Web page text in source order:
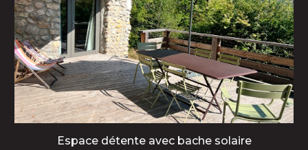
Espace détente avec bache solaire